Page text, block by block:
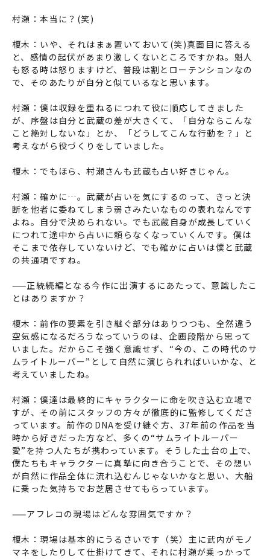
村瀬：本当に？(笑)
榎木：いや、それはまぁ置いておいて(笑)真面目に答える
と、感情の起伏があまり激しくないところですかね。魁人
も怒る時は怒りますけど、普段は割とローテンションなの
で、そのあたりが自分と似ているなと思います。
村瀬：僕は収録を重ねるにつれて役に順応してきました
が、序盤は自分と武蔵の差が大きくて、「自分ならこんな
こと絶対しないな」とか、「どうしてこんな行動を？」と
考えながら役づくりをしていました。
榎木：でもほら、村瀬さんも武蔵も占い好きじゃん。
村瀬：確かに…。武蔵が占いを気にするのって、きっと決
断を他者に委ねてしまう弱さみたいなものの表れなんです
よね。自分で決められない。でも武蔵自身が成長していく
につれて途中から占いに頼らなくなっていくんです。僕は
そこまで依存していないけど、でも確かに占いは僕と武蔵
の共通項ですね。
——正統続編となる今作に出演するにあたって、意識したこ
とはありますか？
榎木：前作の要素を引き継ぐ部分はありつつも、全然違う
空気感になるだろうなっていうのは、企画段階から思って
いました。だからこそ強く意識せず、“今の、この時代のサ
ムライトルーパー”として自然に演じられればいいかな、と
考えていましたね。
村瀬：僕達は最終的にキャラクターに命を吹き込む立場で
すが、その前にスタッフの方々が徹底的に監修してくださ
っています。前作のDNAを受け継ぐ方、37年前の作品を当
時から好きだった方など、多くの“サムライトルーパー
愛”を持つ人たちが携わっています。そうした土台の上で、
僕たちもキャラクターに真摯に向き合うことで、その想い
が自然に作品全体に流れ込むんじゃないかなと思い、大船
に乗った気持ちでお芝居させてもらっています。
——アフレコの現場はどんな雰囲気ですか？
榎木：現場は基本的にうるさいです（笑）主に武内がモノ
マネをしたりして仕掛けてきて、それに村瀬が乗っかって